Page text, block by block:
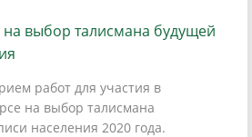
на выбор талисмана будущей
работ для участия в
на выбор талисмана
населения 2020 года.